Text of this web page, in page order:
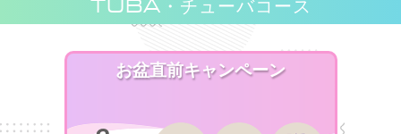
TUBA ・チューバコース
お盆直前キャンペーン